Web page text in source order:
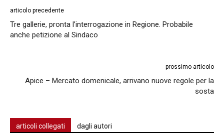
articolo precedente
Tre gallerie, pronta l’interrogazione in Regione. Probabile
anche petizione al Sindaco
prossimo articolo
Apice – Mercato domenicale, arrivano nuove regole per la
sosta
articoli collegati dagli autori